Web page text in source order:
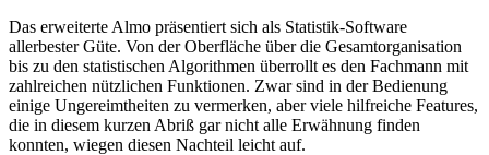
Das erweiterte Almo präsentiert sich als Statistik-Software
allerbester Güte. Von der Oberfläche über die Gesamtorganisation
bis zu den statistischen Algorithmen überrollt es den Fachmann mit
zahlreichen nützlichen Funktionen. Zwar sind in der Bedienung
einige Ungereimtheiten zu vermerken, aber viele hilfreiche Features,
die in diesem kurzen Abriß gar nicht alle Erwähnung finden
konnten, wiegen diesen Nachteil leicht auf.